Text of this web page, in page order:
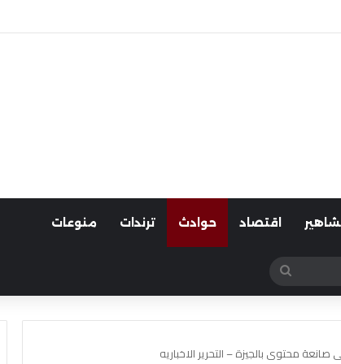
اقتصاد حوادث ترندات منوعات
عن
محتوى بالجيزة – التحرير الاخباريه